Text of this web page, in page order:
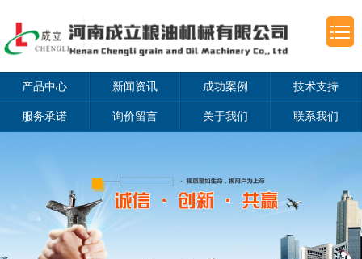
产品中心 新闻资讯 成功案例 技术支持
服务承诺 询价留言 关于我们 联系我们